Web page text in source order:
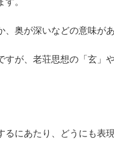
、奥が深いなどの意味があ
すが、老荘思想の「玄」
るにあたり、どうにも表